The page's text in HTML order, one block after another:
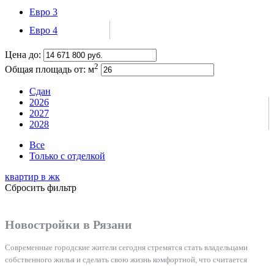
Евро 3
Евро 4
Цена до:
Общая площадь от: м2
Сдан
2026
2027
2028
Все
Только с отделкой
квартир в жк
Сбросить фильтр
Новостройки в Рязани
Современные городские жители сегодня стремятся стать владельцами
собственного жилья и сделать свою жизнь комфортной, что считается